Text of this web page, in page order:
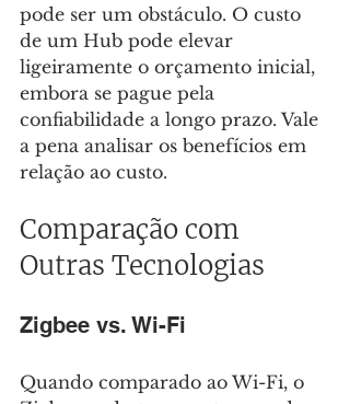
pode ser um obstáculo. O custo
de um Hub pode elevar
ligeiramente o orçamento inicial,
embora se pague pela
confiabilidade a longo prazo. Vale
a pena analisar os benefícios em
relação ao custo.
Comparação com
Outras Tecnologias
Zigbee vs. Wi-Fi
Quando comparado ao Wi-Fi, o